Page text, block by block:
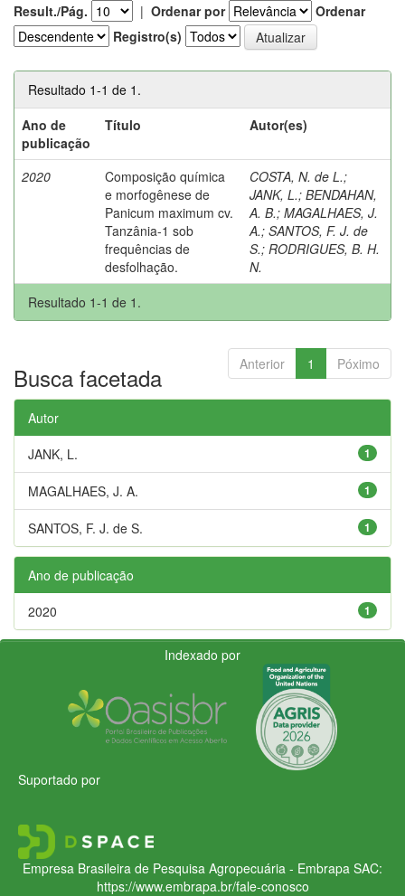
Result./Pág. | Ordenar por
Ordenar
Registro(s)
Resultado 1-1 de 1.
Ano de
publicação
Título Autor(es)
2020
Composição química
e morfogênese de
Panicum maximum cv.
Tanzânia-1 sob
frequências de
desfolhação.
COSTA, N. de L.;
JANK, L.; BENDAHAN,
A. B.; MAGALHAES, J.
A.; SANTOS, F. J. de
S.; RODRIGUES, B. H.
N.
Resultado 1-1 de 1.
Anterior 1 Póximo
Busca facetada
Autor
1
JANK, L.
1
MAGALHAES, J. A.
1
SANTOS, F. J. de S.
Ano de publicação
1
2020
Indexado por
Suportado por
Empresa Brasileira de Pesquisa Agropecuária - Embrapa SAC:
https://www.embrapa.br/fale-conosco